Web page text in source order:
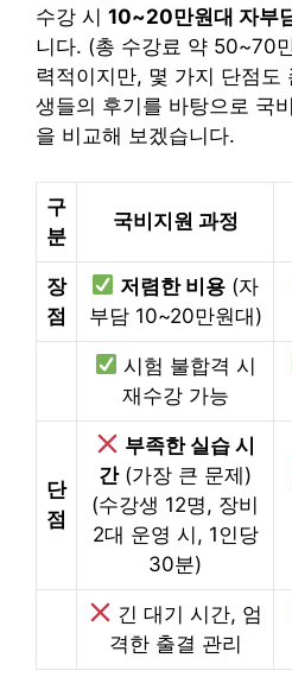
수강 시 10~20만원대 자부
니다. (총 수강료 약 50~70
력적이지만, 몇 가지 단점도
생들의 후기를 바탕으로 국
을 비교해 보겠습니다.
구
분
국비지원 과정
장
점
저렴한 비용 (자
부담 10~20만원대)
시험 불합격 시
재수강 가능
단
점
부족한 실습 시
간(가장 큰 문제)
(수강생 12명, 장비
2대 운영 시, 1인당
30분)
긴 대기 시간, 엄
격한 출결 관리